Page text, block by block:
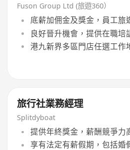
Fuson Group Ltd (旅遊360）
底薪加佣金及獎金，員工旅
良好晉升機會，提供在職培
港九新界多區門店任選工作
旅行社業務經理
Splitdyboat
提供年終獎金，薪酬競爭力
享有法定有薪假期，包括婚